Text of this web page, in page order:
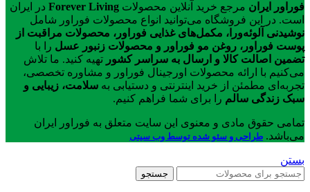
فوراور ایران مرجع خرید آنلاین محصولات Forever Living در ایران
است. در این فروشگاه می‌توانید انواع محصولات فوراور شامل
نوشیدنی آلوئه‌ورا، مکمل‌های غذایی فوراور، محصولات مراقبت از
پوست فوراور، روغن مو فوراور و محصولات زنبور عسل را با
تضمین اصالت کالا و ارسال به سراسر کشور تهیه کنید. ما تلاش
می‌کنیم با ارائه محصولات اورجینال فوراور و مشاوره تخصصی،
تجربه‌ای مطمئن از خرید اینترنتی و دستیابی به سلامت، زیبایی و
سبک زندگی سالم را برای شما فراهم کنیم.
تمامی حقوق مادی و معنوی این سایت متعلق به فوراور ایران
می‌باشد. طراحی و سئو شده توسط وب سیتی
بستن
جستجو